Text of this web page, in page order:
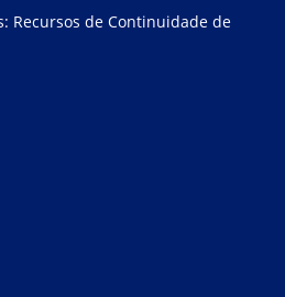
Recursos de Continuidade de